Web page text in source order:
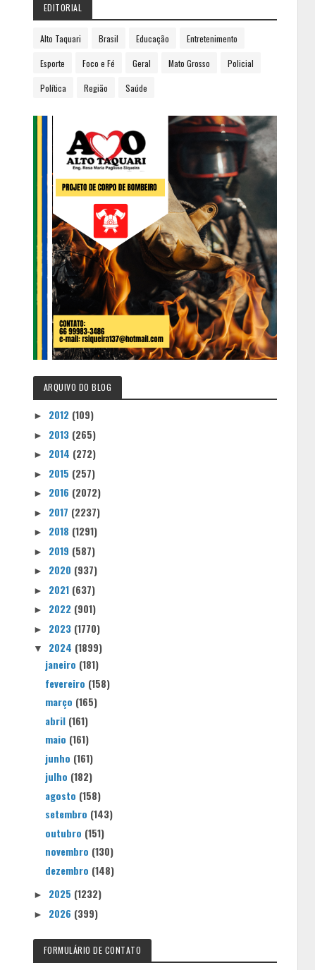
EDITORIAL
Alto Taquari Brasil Educação Entretenimento
Esporte Foco e Fé Geral Mato Grosso Policial
Política Região Saúde
ARQUIVO DO BLOG
► 2012 (109)
► 2013 (265)
► 2014 (272)
► 2015 (257)
► 2016 (2072)
► 2017 (2237)
► 2018 (1291)
► 2019 (587)
► 2020 (937)
► 2021 (637)
► 2022 (901)
► 2023 (1770)
▼ 2024 (1899)
janeiro (181)
fevereiro (158)
março (165)
abril (161)
maio (161)
junho (161)
julho (182)
agosto (158)
setembro (143)
outubro (151)
novembro (130)
dezembro (148)
► 2025 (1232)
► 2026 (399)
FORMULÁRIO DE CONTATO